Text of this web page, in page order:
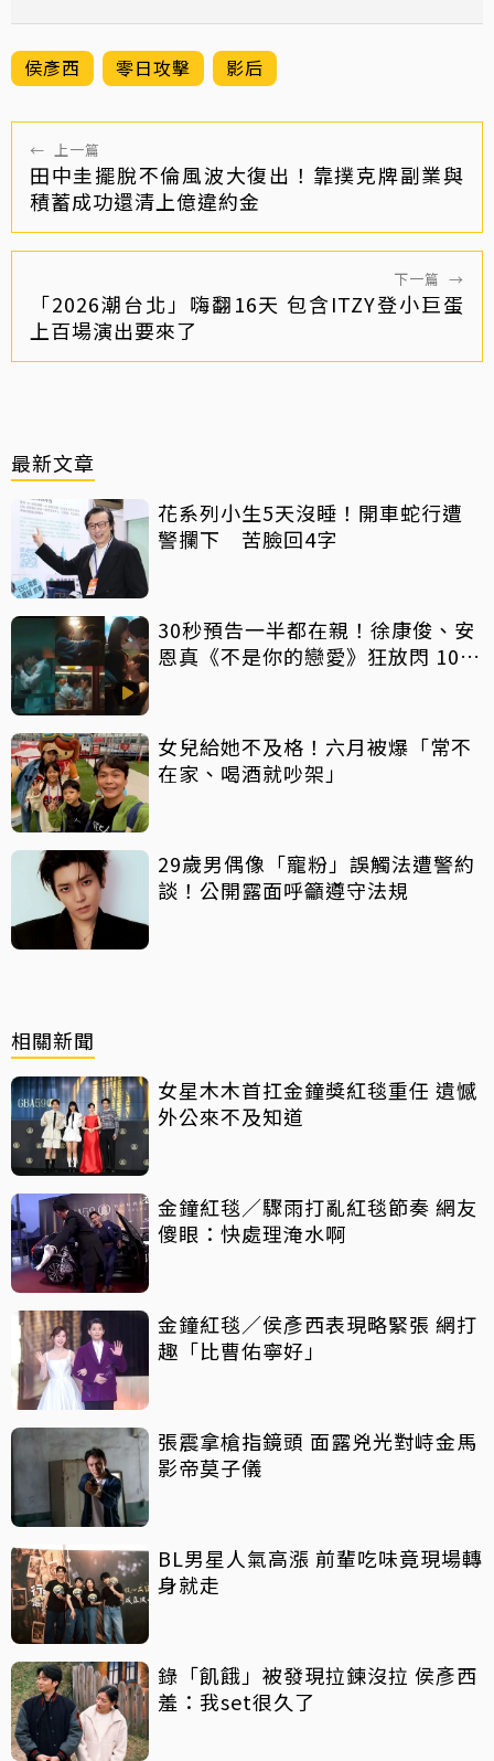
侯彥西 零日攻擊 影后
← 上一篇
田中圭擺脫不倫風波大復出！靠撲克牌副業與
積蓄成功還清上億違約金
下一篇 →
「2026潮台北」嗨翻16天 包含ITZY登小巨蛋
上百場演出要來了
最新文章
花系列小生5天沒睡！開車蛇行遭
警攔下 苦臉回4字
30秒預告一半都在親！徐康俊、安
恩真《不是你的戀愛》狂放閃 10年
女兒給她不及格！六月被爆「常不
在家、喝酒就吵架」
29歲男偶像「寵粉」誤觸法遭警約
談！公開露面呼籲遵守法規
相關新聞
女星木木首扛金鐘獎紅毯重任 遺憾
外公來不及知道
金鐘紅毯／驟雨打亂紅毯節奏 網友
傻眼：快處理淹水啊
金鐘紅毯／侯彥西表現略緊張 網打
趣「比曹佑寧好」
張震拿槍指鏡頭 面露兇光對峙金馬
影帝莫子儀
BL男星人氣高漲 前輩吃味竟現場轉
身就走
錄「飢餓」被發現拉鍊沒拉 侯彥西
羞：我set很久了